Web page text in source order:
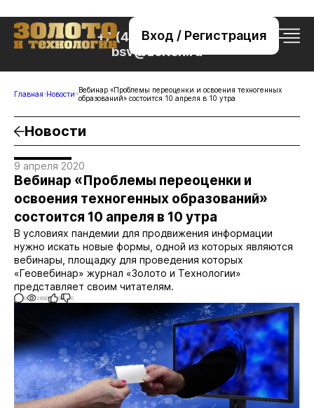
Вход / Регистрация
+7 (495) 221-76-32
bsv@zolteh.ru
Главная Новости Вебинар «Проблемы переоценки и освоения техногенных
образований» состоится 10 апреля в 10 утра
Новости
9 апреля 2020
Вебинар «Проблемы переоценки и
освоения техногенных образований»
состоится 10 апреля в 10 утра
В условиях пандемии для продвижения информации
нужно искать новые формы, одной из которых являются
вебинары, площадку для проведения которых
«Геовебинар» журнал «Золото и Технологии»
представляет своим читателям.
0 2890 0 0